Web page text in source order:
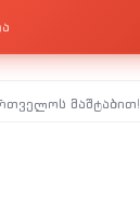
მაშტაბით!